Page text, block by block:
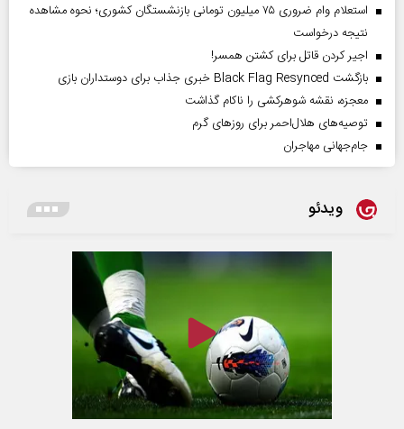
استعلام وام ضروری ۷۵ میلیون تومانی بازنشستگان کشوری؛ نحوه مشاهده
نتیجه درخواست
اجیر کردن قاتل برای کشتن همسر!
بازگشت Black Flag Resynced خبری جذاب برای دوستداران بازی
معجزه، نقشه شوهرکشی را ناکام گذاشت
توصیه‌های هلال‌احمر برای روز‌های گرم
جام‌جهانی مهاجران
ویدئو